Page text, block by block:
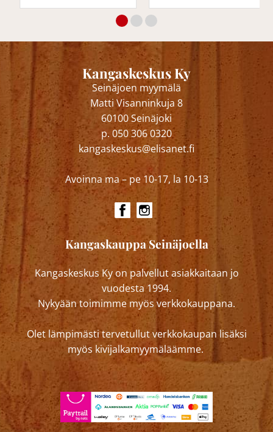
Kangaskeskus Ky
Seinäjoen myymälä
Matti Visanninkuja 8
60100 Seinäjoki
p. 050 306 0320
kangaskeskus@elisanet.fi
Avoinna ma – pe 10-17, la 10-13
Kangaskauppa Seinäjoella
Kangaskeskus Ky on palvellut asiakkaitaan jo
vuodesta 1994.
Nykyään toimimme myös verkkokauppana.
Olet lämpimästi tervetullut verkkokaupan lisäksi
myös kivijalkamyymäläämme.